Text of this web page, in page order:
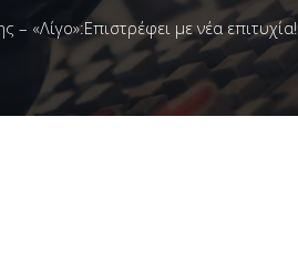
– «Λίγο»:Επιστρέφει με νέα επιτυχία!